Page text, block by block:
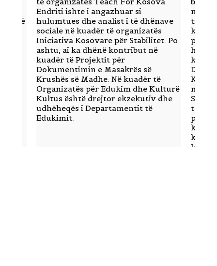
Endriti ishte i angazhuar si
hulumtues dhe analist i të dhënave
sociale në kuadër të organizatës
Iniciativa Kosovare për Stabilitet. Po
ashtu, ai ka dhënë kontribut në
kuadër të Projektit për
Dokumentimin e Masakrës së
Krushës së Madhe. Në kuadër të
Organizatës për Edukim dhe Kulturë
Kultus është drejtor ekzekutiv dhe
udhëheqës i Departamentit të
Edukimit.
në
në
të
për
ka